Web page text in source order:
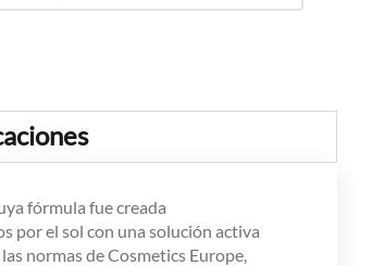
fórmula fue creada
por el sol con una solución activa
normas de Cosmetics Europe,